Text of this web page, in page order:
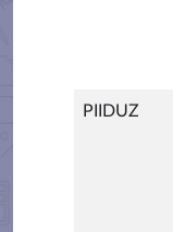
PIIDUZ